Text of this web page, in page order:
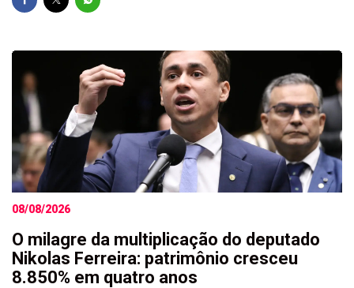
08/08/2026
O milagre da multiplicação do deputado
Nikolas Ferreira: patrimônio cresceu
8.850% em quatro anos